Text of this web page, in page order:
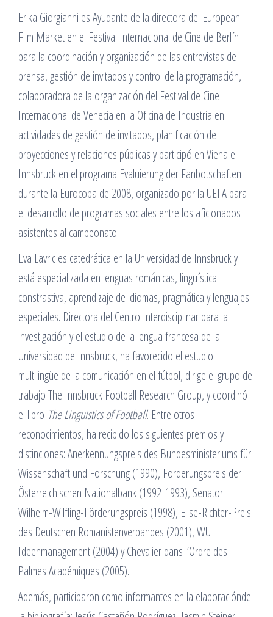
Erika Giorgianni es Ayudante de la directora del European
Film Market en el Festival Internacional de Cine de Berlín
para la coordinación y organización de las entrevistas de
prensa, gestión de invitados y control de la programación,
colaboradora de la organización del Festival de Cine
Internacional de Venecia en la Oficina de Industria en
actividades de gestión de invitados, planificación de
proyecciones y relaciones públicas y participó en Viena e
Innsbruck en el programa Evaluierung der Fanbotschaften
durante la Eurocopa de 2008, organizado por la UEFA para
el desarrollo de programas sociales entre los aficionados
asistentes al campeonato.
Eva Lavric es catedrática en la Universidad de Innsbruck y
está especializada en lenguas románicas, lingüística
constrastiva, aprendizaje de idiomas, pragmática y lenguajes
especiales. Directora del Centro Interdisciplinar para la
investigación y el estudio de la lengua francesa de la
Universidad de Innsbruck, ha favorecido el estudio
multilingüe de la comunicación en el fútbol, dirige el grupo de
trabajo The Innsbruck Football Research Group, y coordinó
el libro The Linguistics of Football. Entre otros
reconocimientos, ha recibido los siguientes premios y
distinciones: Anerkennungspreis des Bundesministeriums für
Wissenschaft und Forschung (1990), Förderungspreis der
Österreichischen Nationalbank (1992-1993), Senator-
Wilhelm-Wilfling-Förderungspreis (1998), Elise-Richter-Preis
des Deutschen Romanistenverbandes (2001), WU-
Ideenmanagement (2004) y Chevalier dans l’Ordre des
Palmes Académiques (2005).
Además, participaron como informantes en la elaboraciónde